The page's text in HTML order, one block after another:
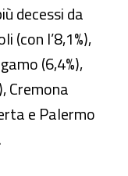
decessi da
(con l’8,1%),
(6,4%),
Cremona
e Palermo